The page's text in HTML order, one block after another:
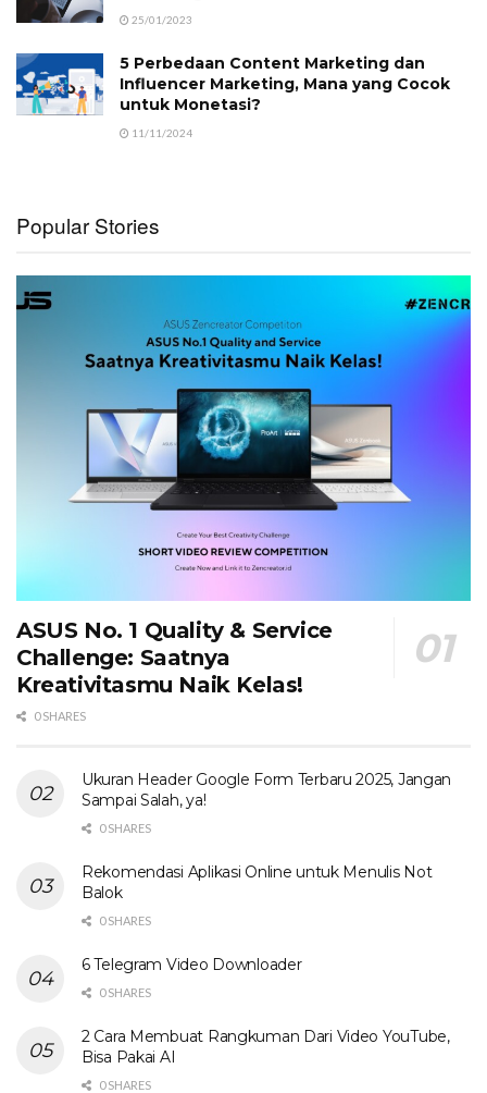
25/01/2023
5 Perbedaan Content Marketing dan
Influencer Marketing, Mana yang Cocok
untuk Monetasi?
11/11/2024
Popular Stories
ASUS No. 1 Quality & Service
Challenge: Saatnya
Kreativitasmu Naik Kelas!
0 SHARES
Ukuran Header Google Form Terbaru 2025, Jangan
Sampai Salah, ya!
0 SHARES
Rekomendasi Aplikasi Online untuk Menulis Not
Balok
0 SHARES
6 Telegram Video Downloader
0 SHARES
2 Cara Membuat Rangkuman Dari Video YouTube,
Bisa Pakai AI
0 SHARES